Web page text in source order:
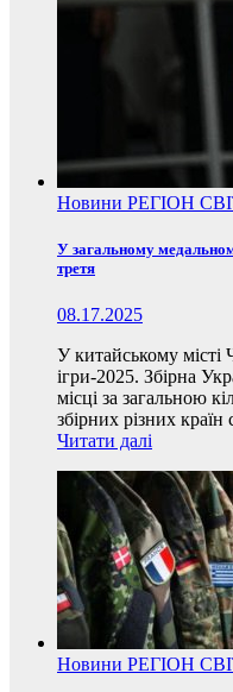
Новини РЕГІОН
У загальному
третя
08.17.2025
У китайському місті
ігри-2025. Збірна
місці за загальною
збірних різних країн
Читати далі
Новини РЕГІОН